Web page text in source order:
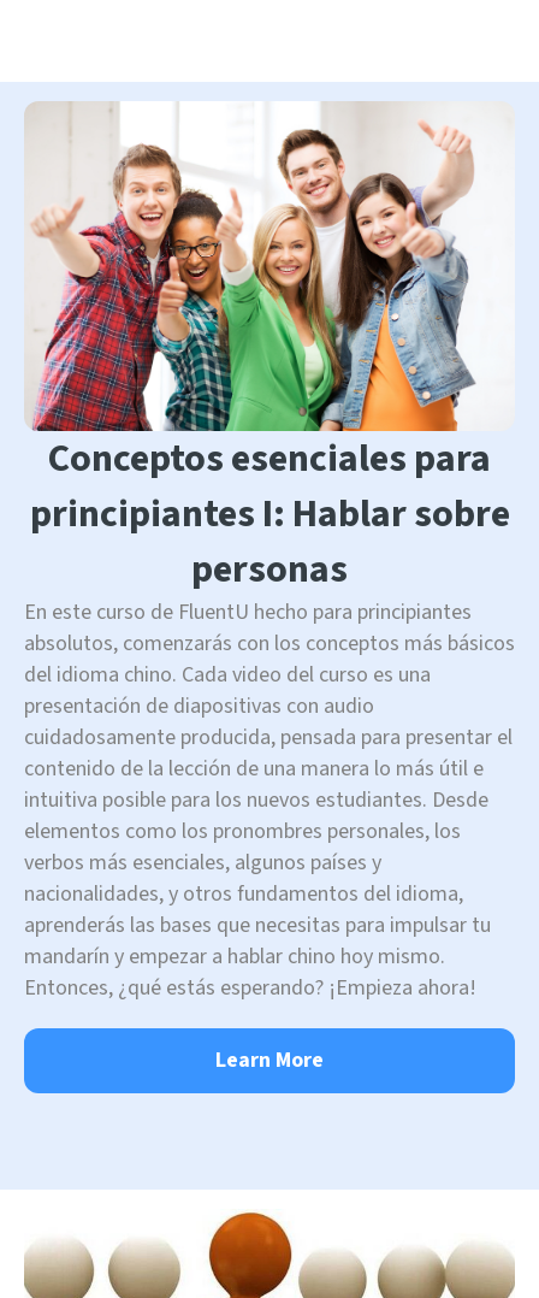
Conceptos esenciales para
principiantes I: Hablar sobre
personas
En este curso de FluentU hecho para principiantes
absolutos, comenzarás con los conceptos más básicos
del idioma chino. Cada video del curso es una
presentación de diapositivas con audio
cuidadosamente producida, pensada para presentar el
contenido de la lección de una manera lo más útil e
intuitiva posible para los nuevos estudiantes. Desde
elementos como los pronombres personales, los
verbos más esenciales, algunos países y
nacionalidades, y otros fundamentos del idioma,
aprenderás las bases que necesitas para impulsar tu
mandarín y empezar a hablar chino hoy mismo.
Entonces, ¿qué estás esperando? ¡Empieza ahora!
Learn More